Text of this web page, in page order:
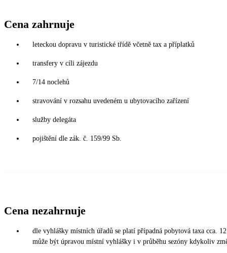
Cena zahrnuje
leteckou dopravu v turistické třídě včetně tax a příplatků
transfery v cíli zájezdu
7/14 noclehů
stravování v rozsahu uvedeném u ubytovacího zařízení
služby delegáta
pojištění dle zák. č. 159/99 Sb.
Cena nezahrnuje
dle vyhlášky místních úřadů se platí případná pobytová taxa cca.
může být úpravou místní vyhlášky i v průběhu sezóny kdykoliv